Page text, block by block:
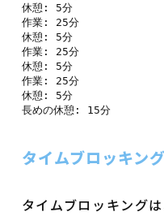
休憩: 5分
作業: 25分
休憩: 5分
作業: 25分
休憩: 5分
作業: 25分
休憩: 5分
長めの休憩: 15分
タイムブロッキング
タイムブロッキング